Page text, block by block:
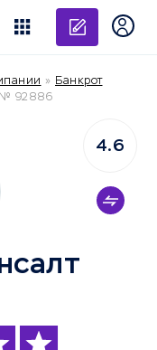
» Банкрот
№ 92886
4.6